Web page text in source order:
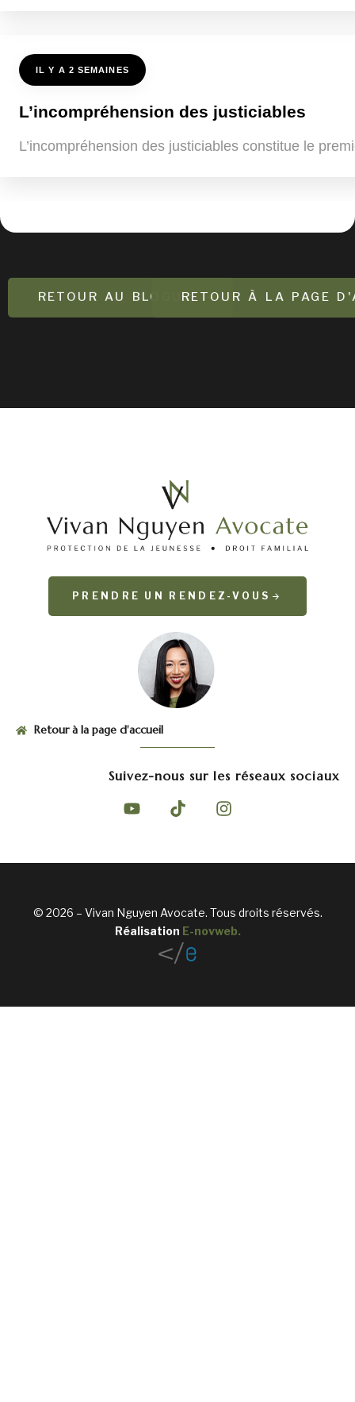
IL Y A 2 SEMAINES
L’incompréhension des justiciables
L’incompréhension des justiciables constitue le
RETOUR AU BLOGUERETOUR À LA PAGE
PRENDRE UN RENDEZ-VOUS
Retour à la page d'accueil
Suivez-nous sur les réseaux sociaux
© 2026 – Vivan Nguyen Avocate. Tous droits réservés.
Réalisation E-novweb.